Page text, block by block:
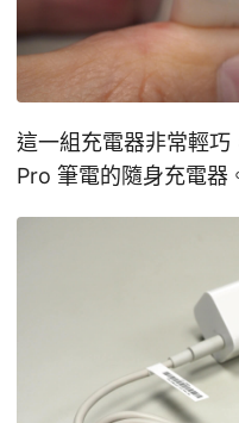
這一組充電器非常輕
Pro 筆電的隨身充電器